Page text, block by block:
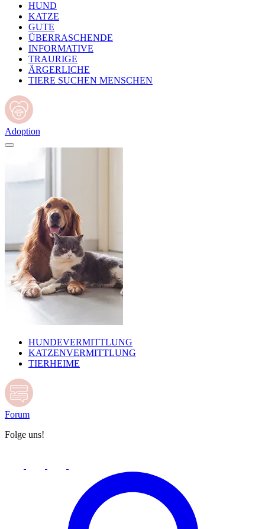
HUND
KATZE
GUTE
ÜBERRASCHENDE
INFORMATIVE
TRAURIGE
ÄRGERLICHE
TIERE SUCHEN MENSCHEN
Adoption
HUNDEVERMITTLUNG
KATZENVERMITTLUNG
TIERHEIME
Forum
Folge uns!